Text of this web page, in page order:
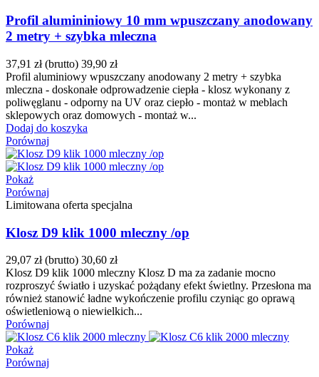
Profil alumininiowy 10 mm wpuszczany anodowany
2 metry + szybka mleczna
37,91 zł (brutto) 39,90 zł
Profil aluminiowy wpuszczany anodowany 2 metry + szybka
mleczna - doskonałe odprowadzenie ciepła - klosz wykonany z
poliwęglanu - odporny na UV oraz ciepło - montaż w meblach
sklepowych oraz domowych - montaż w...
Dodaj do koszyka
Porównaj
Pokaż
Porównaj
Limitowana oferta specjalna
Klosz D9 klik 1000 mleczny /op
29,07 zł (brutto) 30,60 zł
Klosz D9 klik 1000 mleczny Klosz D ma za zadanie mocno
rozproszyć światło i uzyskać pożądany efekt świetlny. Przesłona ma
również stanowić ładne wykończenie profilu czyniąc go oprawą
oświetleniową o niewielkich...
Porównaj
Pokaż
Porównaj